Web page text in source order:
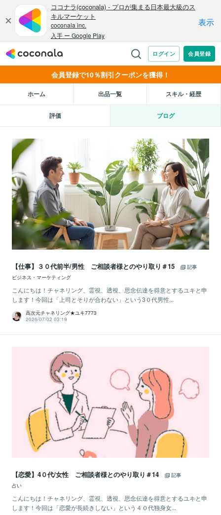
会員登録で10％割引クーポンを獲得！
ホーム 出品一覧 スキル・経歴
評価 ブログ
【仕事】３０代前半/男性 ご相談者様とのやり取り＃15
記事
ビジネス・マーケティング
こんにちは！チャネリング、霊視、透視、思念伝達を得意とするユキと申
します！今回は「上司とそりが合わない」という3０代男性...
高次元チャネリング★ユキ7773
2026/07/02 03:19
【恋愛】4０代/女性 ご相談者様とのやり取り＃14
記事
占い
こんにちは！チャネリング、霊視、透視、思念伝達を得意とするユキと申
します！今回は「恋愛が長続きしない」という４０代独身女...